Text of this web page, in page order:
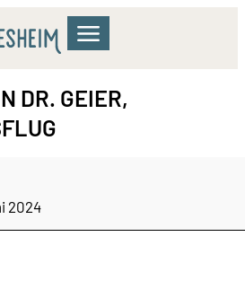
öffnen
DR. GEIER,
2024